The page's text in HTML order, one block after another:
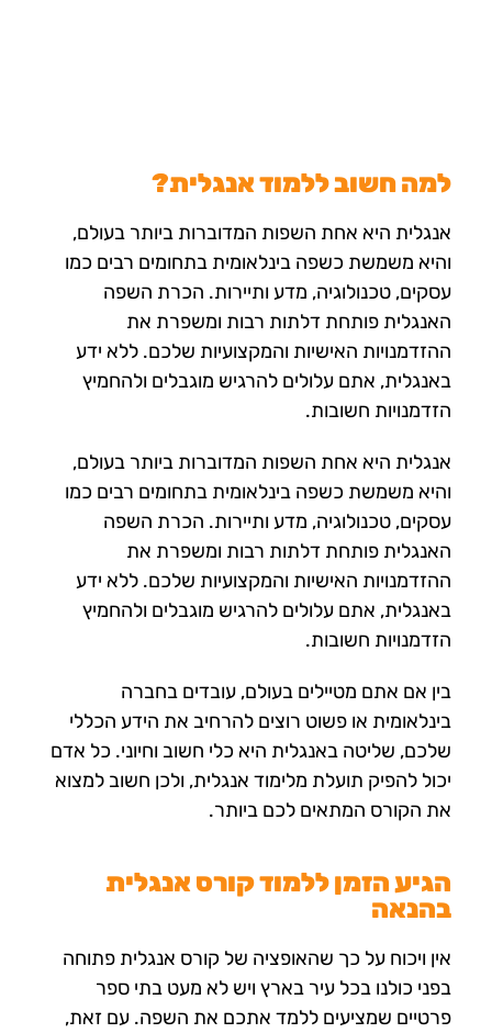
למה חשוב ללמוד אנגלית?
אנגלית היא אחת השפות המדוברות ביותר בעולם,
והיא משמשת כשפה בינלאומית בתחומים רבים כמו
עסקים, טכנולוגיה, מדע ותיירות. הכרת השפה
האנגלית פותחת דלתות רבות ומשפרת את
ההזדמנויות האישיות והמקצועיות שלכם. ללא ידע
באנגלית, אתם עלולים להרגיש מוגבלים ולהחמיץ
הזדמנויות חשובות.
אנגלית היא אחת השפות המדוברות ביותר בעולם,
והיא משמשת כשפה בינלאומית בתחומים רבים כמו
עסקים, טכנולוגיה, מדע ותיירות. הכרת השפה
האנגלית פותחת דלתות רבות ומשפרת את
ההזדמנויות האישיות והמקצועיות שלכם. ללא ידע
באנגלית, אתם עלולים להרגיש מוגבלים ולהחמיץ
הזדמנויות חשובות.
בין אם אתם מטיילים בעולם, עובדים בחברה
בינלאומית או פשוט רוצים להרחיב את הידע הכללי
שלכם, שליטה באנגלית היא כלי חשוב וחיוני. כל אדם
יכול להפיק תועלת מלימוד אנגלית, ולכן חשוב למצוא
את הקורס המתאים לכם ביותר.
הגיע הזמן ללמוד קורס אנגלית
בהנאה
אין ויכוח על כך שהאופציה של קורס אנגלית פתוחה
בפני כולנו בכל עיר בארץ ויש לא מעט בתי ספר
פרטיים שמציעים ללמד אתכם את השפה. עם זאת,